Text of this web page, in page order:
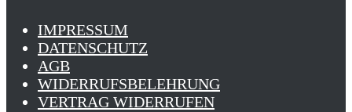
IMPRESSUM
DATENSCHUTZ
AGB
WIDERRUFSBELEHRUNG
VERTRAG WIDERRUFEN